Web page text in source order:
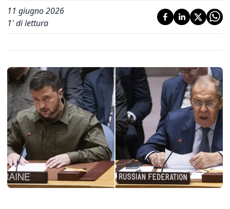
11 giugno 2026
1' di lettura